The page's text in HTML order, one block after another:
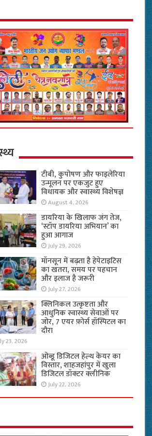
टीबी, कुपोषण और फाइलेरिया
उन्मूलन पर एकजुट हुए
विधायक और स्वास्थ्य विशेषज्ञ
August 4, 2026
डायरिया के खिलाफ जंग तेज,
‘स्टॉप डायरिया अभियान’ का
हुआ आगाज
July 29, 2026
मॉनसून में बढ़ता है हेपेटाइटिस
का खतरा, समय पर पहचान
और इलाज है जरूरी
July 27, 2026
क्लिनिकल उत्कृष्टता और
आधुनिक स्वास्थ्य सेवाओं पर
जोर, 7 एयर फ़ोर्स हॉस्पिटल का
दौरा
23, 2026
ओब्डू डिजिटल हेल्थ केयर का
विस्तार, शाहजहांपुर में खुला
डिजिटल डॉक्टर क्लीनिक
July 22, 2026